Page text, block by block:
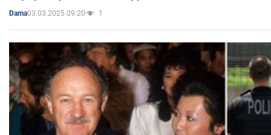
Dama03.03.2025 09:20 1